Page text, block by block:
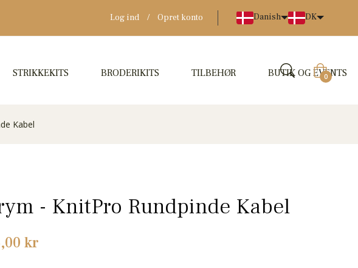
Log ind / Opret konto Danish DK
STRIKKEKITS BRODERIKITS TILBEHØR BUTIK OG EVENTS
0
Kabel
- KnitPro Rundpinde Kabel
kr